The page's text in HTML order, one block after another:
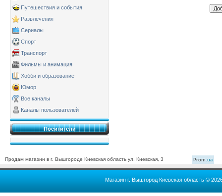
Путешествия и события
Развлечения
Сериалы
Спорт
Транспорт
Фильмы и анимация
Хобби и образование
Юмор
Все каналы
Каналы пользователей
Поситители
Продам магазин в г. Вышгороде Киевская область ул. Киевская, 3 Prom.ua
Магазин г. Вышгород Киевская область ©